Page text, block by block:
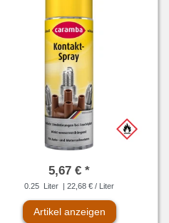
5,67 € *
0.25 Liter | 22,68 € / Liter
Artikel anzeigen